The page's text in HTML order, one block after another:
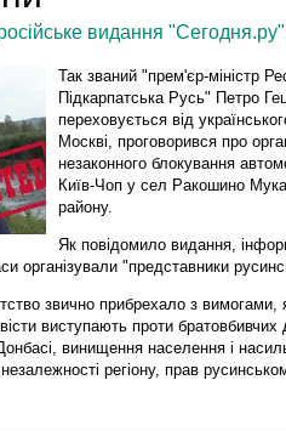
видання "Сегодня.ру"
Так званий "прем'єр-міністр
Підкарпатська Русь" Петро
переховується від
Москві, проговорився про
незаконного блокування
Київ-Чоп у сел Ракошино
району.
Як повідомило видання,
організували "представники
звично прибрехало з вимогами,
виступають проти братовбивчих
винищення населення і
регіону, прав